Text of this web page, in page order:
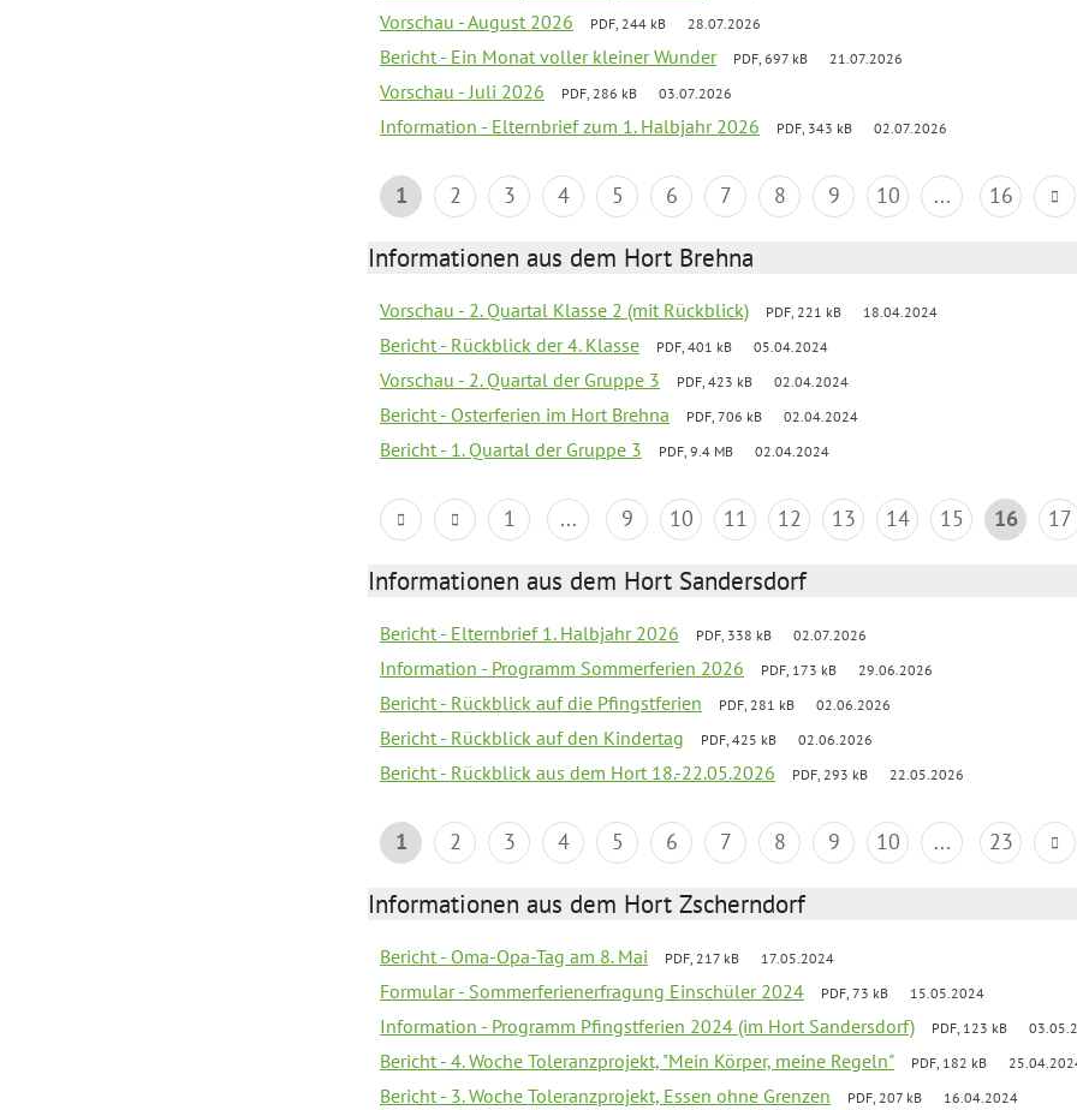
Vorschau - August 2026 PDF, 244 kB 28.07.2026
Bericht - Ein Monat voller kleiner Wunder PDF, 697 kB 21.07.2026
Vorschau - Juli 2026 PDF, 286 kB 03.07.2026
Information - Elternbrief zum 1. Halbjahr 2026 PDF, 343 kB 02.07.2026
1 2 3 4 5 6 7 8 9 10 ... 16
Informationen aus dem Hort Brehna
Vorschau - 2. Quartal Klasse 2 (mit Rückblick) PDF, 221 kB 18.04.2024
Bericht - Rückblick der 4. Klasse PDF, 401 kB 05.04.2024
Vorschau - 2. Quartal der Gruppe 3 PDF, 423 kB 02.04.2024
Bericht - Osterferien im Hort Brehna PDF, 706 kB 02.04.2024
Bericht - 1. Quartal der Gruppe 3 PDF, 9.4 MB 02.04.2024
1 ... 9 10 11 12 13 14 15 16 17
Informationen aus dem Hort Sandersdorf
Bericht - Elternbrief 1. Halbjahr 2026 PDF, 338 kB 02.07.2026
Information - Programm Sommerferien 2026 PDF, 173 kB 29.06.2026
Bericht - Rückblick auf die Pfingstferien PDF, 281 kB 02.06.2026
Bericht - Rückblick auf den Kindertag PDF, 425 kB 02.06.2026
Bericht - Rückblick aus dem Hort 18.-22.05.2026 PDF, 293 kB 22.05.2026
1 2 3 4 5 6 7 8 9 10 ... 23
Informationen aus dem Hort Zscherndorf
Bericht - Oma-Opa-Tag am 8. Mai PDF, 217 kB 17.05.2024
Formular - Sommerferienerfragung Einschüler 2024 PDF, 73 kB 15.05.2024
Information - Programm Pfingstferien 2024 (im Hort Sandersdorf) PDF, 123 kB
Bericht - 4. Woche Toleranzprojekt, "Mein Körper, meine Regeln" PDF, 182 kB
Bericht - 3. Woche Toleranzprojekt, Essen ohne Grenzen PDF, 207 kB 16.04.2024